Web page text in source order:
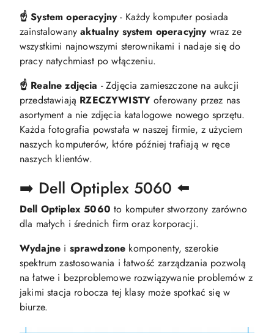
☝️ System operacyjny- Każdy komputer posiada
zainstalowanyaktualny system operacyjnywraz ze
wszystkimi najnowszymi sterownikami i nadaje się do
pracy natychmiast po włączeniu.
☝️ Realne zdjęcia - Zdjęcia zamieszczone na aukcji
przedstawiają RZECZYWISTY oferowany przez nas
asortyment a nie zdjęcia katalogowe nowego sprzętu.
Każda fotografia powstała w naszej firmie, z użyciem
naszych komputerów, które później trafiają w ręce
naszych klientów.
➡️ Dell Optiplex 5060 ⬅️
Dell Optiplex 5060to komputer stworzony zarówno
dla małych i średnich firm oraz korporacji.
Wydajne i sprawdzone komponenty, szerokie
spektrum zastosowania i łatwość zarządzania pozwolą
na łatwe i bezproblemowe rozwiązywanie problemów z
jakimi stacja robocza tej klasy może spotkać się w
biurze.